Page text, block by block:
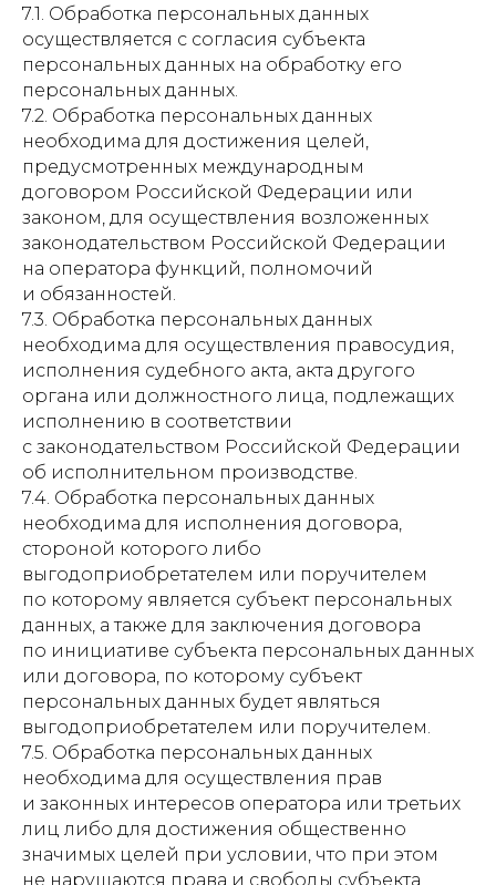
7.1. Обработка персональных данных
осуществляется с согласия субъекта
персональных данных на обработку его
персональных данных.
7.2. Обработка персональных данных
необходима для достижения целей,
предусмотренных международным
договором Российской Федерации или
законом, для осуществления возложенных
законодательством Российской Федерации
на оператора функций, полномочий
и обязанностей.
7.3. Обработка персональных данных
необходима для осуществления правосудия,
исполнения судебного акта, акта другого
органа или должностного лица, подлежащих
исполнению в соответствии
с законодательством Российской Федерации
об исполнительном производстве.
7.4. Обработка персональных данных
необходима для исполнения договора,
стороной которого либо
выгодоприобретателем или поручителем
по которому является субъект персональных
данных, а также для заключения договора
по инициативе субъекта персональных данных
или договора, по которому субъект
персональных данных будет являться
выгодоприобретателем или поручителем.
7.5. Обработка персональных данных
необходима для осуществления прав
и законных интересов оператора или третьих
лиц либо для достижения общественно
значимых целей при условии, что при этом
не нарушаются права и свободы субъекта